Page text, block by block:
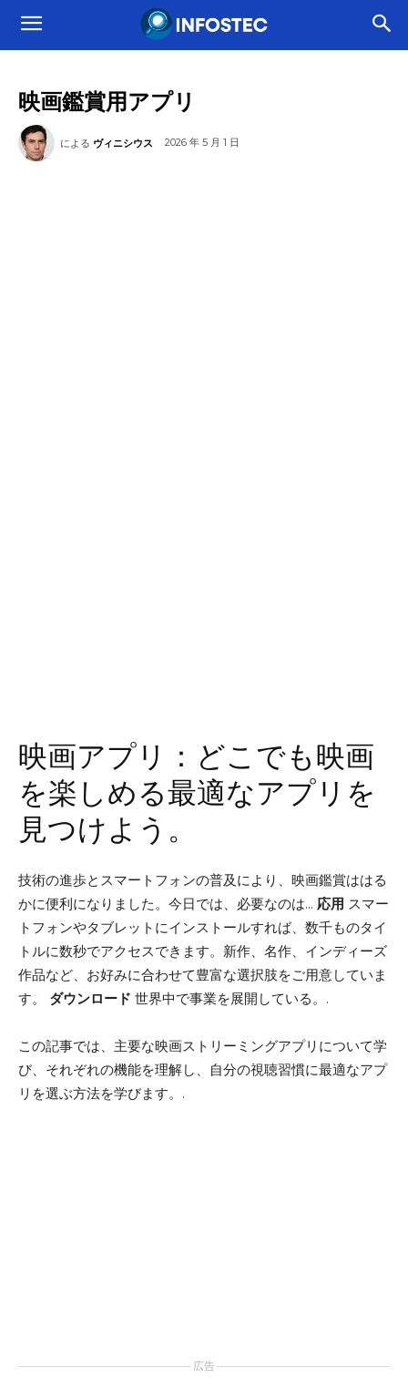
映画鑑賞用アプリ
による ヴィニシウス 2026 年 5 月 1 日
映画アプリ：どこでも映画
を楽しめる最適なアプリを
見つけよう。
技術の進歩とスマートフォンの普及により、映画鑑賞ははる
かに便利になりました。今日では、必要なのは... 応用 スマー
トフォンやタブレットにインストールすれば、数千ものタイ
トルに数秒でアクセスできます。新作、名作、インディーズ
作品など、お好みに合わせて豊富な選択肢をご用意していま
す。 ダウンロード 世界中で事業を展開している。.
この記事では、主要な映画ストリーミングアプリについて学
び、それぞれの機能を理解し、自分の視聴習慣に最適なアプ
リを選ぶ方法を学びます。.
広告